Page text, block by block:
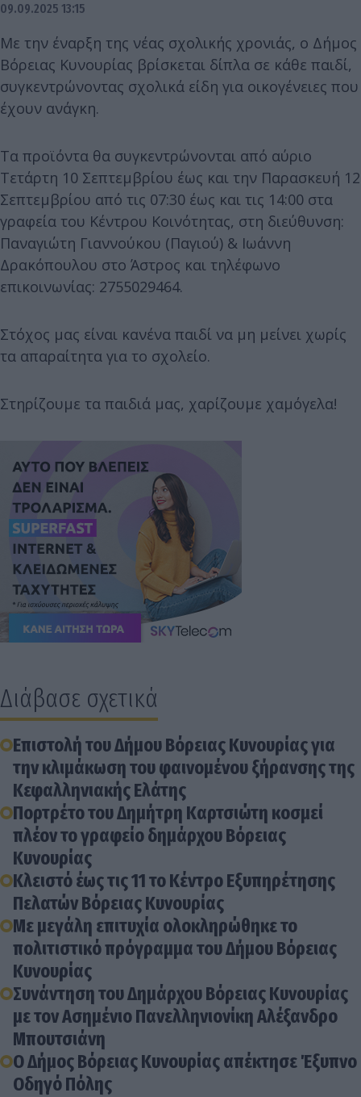
09.09.2025 13:15
Με την έναρξη της νέας σχολικής χρονιάς, ο Δήμος
Βόρειας Κυνουρίας βρίσκεται δίπλα σε κάθε παιδί,
συγκεντρώνοντας σχολικά είδη για οικογένειες που
έχουν ανάγκη.
Τα προϊόντα θα συγκεντρώνονται από αύριο
Τετάρτη 10 Σεπτεμβρίου έως και την Παρασκευή 12
Σεπτεμβρίου από τις 07:30 έως και τις 14:00 στα
γραφεία του Κέντρου Κοινότητας, στη διεύθυνση:
Παναγιώτη Γιαννούκου (Παγιού) & Ιωάννη
Δρακόπουλου στο Άστρος και τηλέφωνο
επικοινωνίας: 2755029464.
Στόχος μας είναι κανένα παιδί να μη μείνει χωρίς
τα απαραίτητα για το σχολείο.
Στηρίζουμε τα παιδιά μας, χαρίζουμε χαμόγελα!
Διάβασε σχετικά
Επιστολή του Δήμου Βόρειας Κυνουρίας για
την κλιμάκωση του φαινομένου ξήρανσης της
Κεφαλληνιακής Ελάτης
Πορτρέτο του Δημήτρη Καρτσιώτη κοσμεί
πλέον το γραφείο δημάρχου Βόρειας
Κυνουρίας
Κλειστό έως τις 11 το Κέντρο Εξυπηρέτησης
Πελατών Βόρειας Κυνουρίας
Με μεγάλη επιτυχία ολοκληρώθηκε το
πολιτιστικό πρόγραμμα του Δήμου Βόρειας
Κυνουρίας
Συνάντηση του Δημάρχου Βόρειας Κυνουρίας
με τον Ασημένιο Πανελληνιονίκη Αλέξανδρο
Μπουτσιάνη
Ο Δήμος Βόρειας Κυνουρίας απέκτησε Έξυπνο
Οδηγό Πόλης